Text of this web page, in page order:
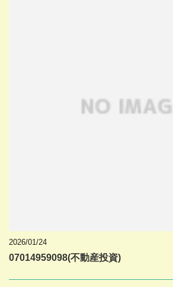
2026/01/24
07014959098(不動産投資)